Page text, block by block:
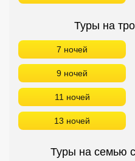
Туры на
7 ночей
9 ночей
11 ночей
13 ночей
Туры на семью